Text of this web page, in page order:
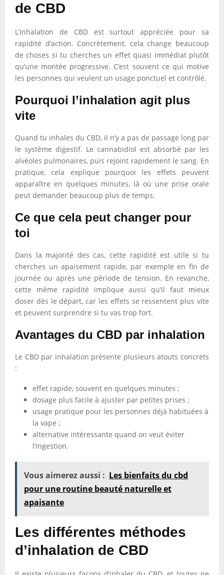
de CBD
L’inhalation de CBD est surtout appréciée pour sa
rapidité d’action. Concrètement, cela change beaucoup
de choses si tu cherches un effet quasi immédiat plutôt
qu’une montée progressive. C’est souvent ce qui motive
les personnes qui veulent un usage ponctuel et contrôlé.
Pourquoi l’inhalation agit plus
vite
Quand tu inhales du CBD, il n’y a pas de passage long par
le système digestif. Le cannabidiol est absorbé par les
alvéoles pulmonaires, puis rejoint rapidement le sang. En
pratique, cela explique pourquoi les effets peuvent
apparaître en quelques minutes, là où une prise orale
peut demander beaucoup plus de temps.
Ce que cela peut changer pour
toi
Dans la majorité des cas, cette rapidité est utile si tu
cherches un apaisement rapide, par exemple en fin de
journée ou après une période de tension. En revanche,
cette même rapidité implique aussi qu’il faut mieux
doser dès le départ, car les effets se ressentent plus vite
et peuvent surprendre si tu vas trop fort.
Avantages du CBD par inhalation
Le CBD par inhalation présente plusieurs atouts concrets
:
effet rapide, souvent en quelques minutes ;
dosage plus facile à ajuster par petites prises ;
usage pratique pour les personnes déjà habituées à
la vape ;
alternative intéressante quand on veut éviter
l’ingestion.
Vous aimerez aussi : Les bienfaits du cbd
pour une routine beauté naturelle et
apaisante
Les différentes méthodes
d’inhalation de CBD